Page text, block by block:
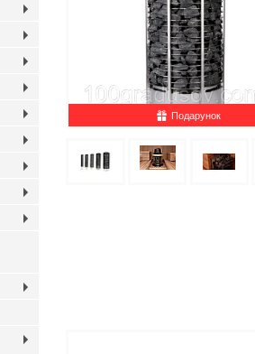
Подарунок